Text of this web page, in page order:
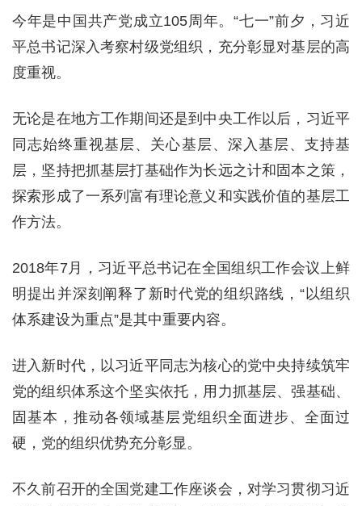
今年是中国共产党成立105周年。“七一”前夕，习近
平总书记深入考察村级党组织，充分彰显对基层的高
度重视。
无论是在地方工作期间还是到中央工作以后，习近平
同志始终重视基层、关心基层、深入基层、支持基
层，坚持把抓基层打基础作为长远之计和固本之策，
探索形成了一系列富有理论意义和实践价值的基层工
作方法。
2018年7月，习近平总书记在全国组织工作会议上鲜
明提出并深刻阐释了新时代党的组织路线，“以组织
体系建设为重点”是其中重要内容。
进入新时代，以习近平同志为核心的党中央持续筑牢
党的组织体系这个坚实依托，用力抓基层、强基础、
固基本，推动各领域基层党组织全面进步、全面过
硬，党的组织优势充分彰显。
不久前召开的全国党建工作座谈会，对学习贯彻习近